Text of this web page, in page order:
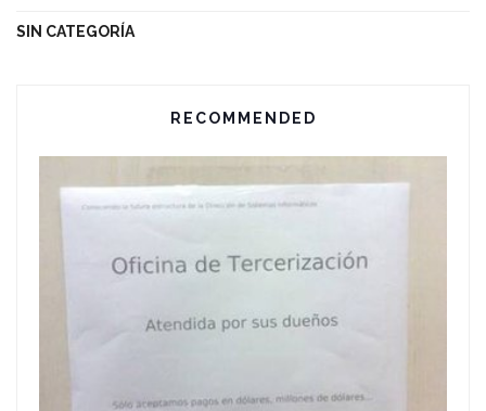
SIN CATEGORÍA
RECOMMENDED